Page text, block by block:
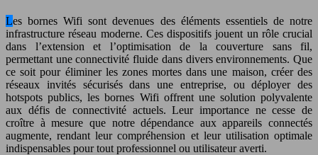
Les bornes Wifi sont devenues des éléments essentiels de notre
infrastructure réseau moderne. Ces dispositifs jouent un rôle crucial
dans l’extension et l’optimisation de la couverture sans fil,
permettant une connectivité fluide dans divers environnements. Que
ce soit pour éliminer les zones mortes dans une maison, créer des
réseaux invités sécurisés dans une entreprise, ou déployer des
hotspots publics, les bornes Wifi offrent une solution polyvalente
aux défis de connectivité actuels. Leur importance ne cesse de
croître à mesure que notre dépendance aux appareils connectés
augmente, rendant leur compréhension et leur utilisation optimale
indispensables pour tout professionnel ou utilisateur averti.